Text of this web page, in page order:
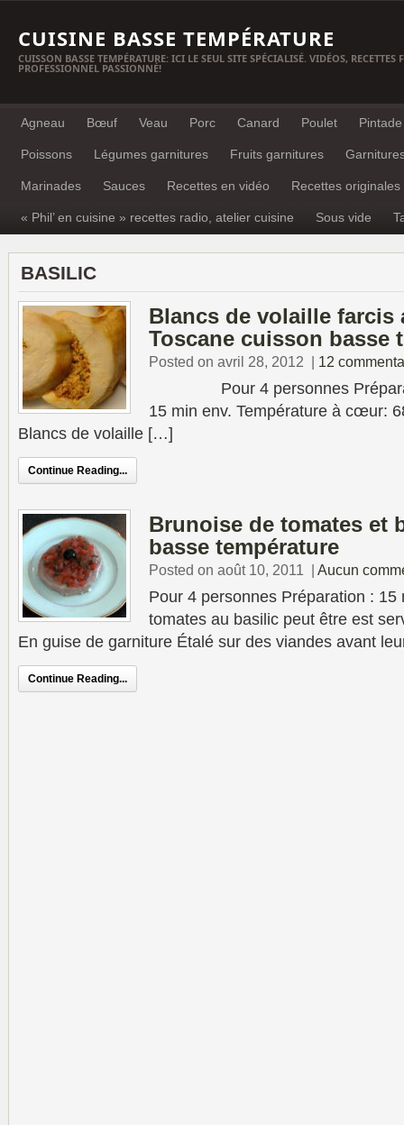
CUISINE BASSE TEMPÉRATURE
CUISSON BASSE TEMPÉRATURE: ICI LE SEUL SITE SPÉCIALISÉ. VIDÉOS, RECETTES
PROFESSIONNEL PASSIONNÉ!
Agneau Bœuf Veau Porc Canard Poulet Pintade
Poissons Légumes garnitures Fruits garnitures
Marinades Sauces Recettes en vidéo Recettes originales
« Phil’ en cuisine » recettes radio, atelier cuisine Sous vide
BASILIC
Blancs de volaille farcis
Toscane cuisson basse
Posted on avril 28, 2012 | 12
Pour 4 personnes
15 min env. Température à cœur:
Blancs de volaille […]
Continue Reading...
Brunoise de tomates et
basse température
Posted on août 10, 2011 | Aucun
Pour 4 personnes Préparation :
tomates au basilic peut être est
En guise de garniture Étalé sur des viandes avant
Continue Reading...